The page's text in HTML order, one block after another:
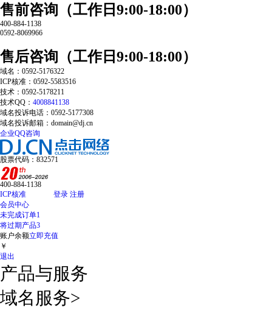
售前咨询（工作日9:00-18:00）
400-884-1138
0592-8069966
售后咨询（工作日9:00-18:00）
域名：0592-5176322
ICP核准：0592-5583516
技术：0592-5178211
技术QQ： 4008841138
域名投诉电话：0592-5177308
域名投诉邮箱：domain@dj.cn
企业QQ咨询
股票代码：832571
400-884-1138
ICP核准
登录 注册
会员中心
未完成订单1
将过期产品3
账户余额立即充值
￥
退出
产品与服务
域名服务>